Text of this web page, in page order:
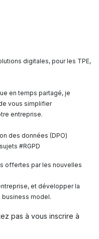
digitales, pour les TPE,
en temps partagé, je
vous simplifier
entreprise.
des données (DPO)
#RGPD
offertes par les nouvelles
et développer la
model.
pas à vous inscrire à